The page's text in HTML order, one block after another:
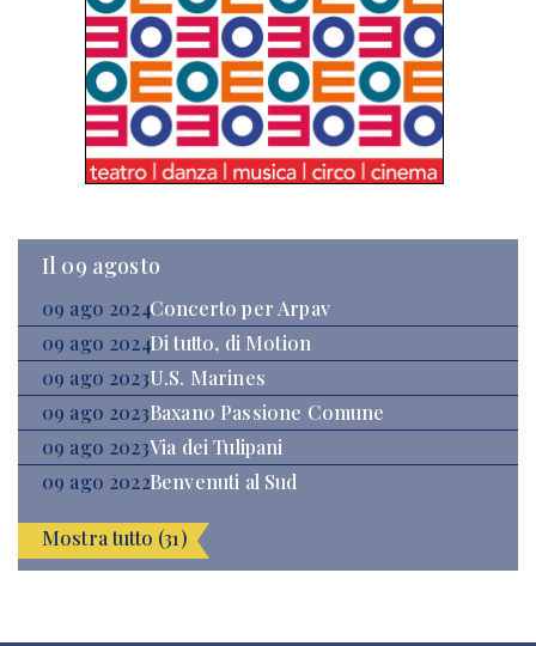
Il 09 agosto
09 ago 2024Concerto per Arpav
09 ago 2024Di tutto, di Motion
09 ago 2023U.S. Marines
09 ago 2023Baxano Passione Comune
09 ago 2023Via dei Tulipani
09 ago 2022Benvenuti al Sud
Mostra tutto (31)